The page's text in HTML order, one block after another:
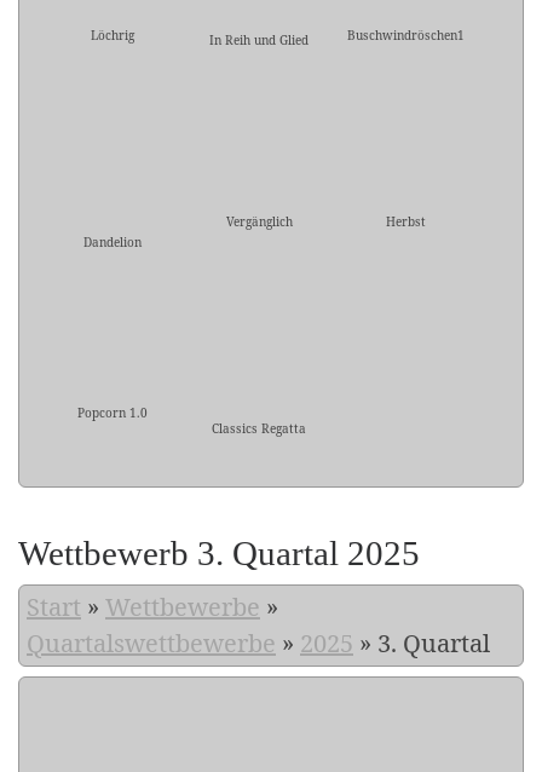
Löchrig In Reih und Glied Buschwindröschen1
Dandelion
Vergänglich Herbst
Popcorn 1.0
Classics Regatta
Wettbewerb 3. Quartal 2025
Start » Wettbewerbe »
Quartalswettbewerbe » 2025 » 3. Quartal